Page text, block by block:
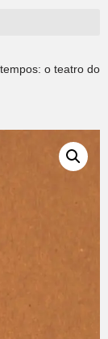
o teatro do